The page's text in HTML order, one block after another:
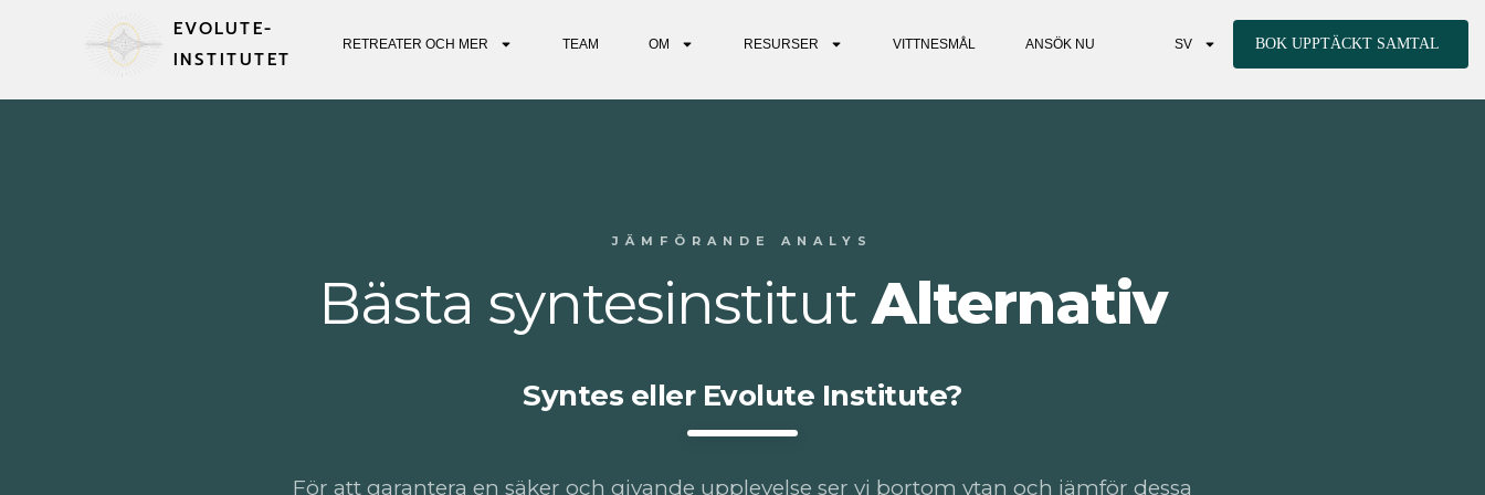
RETREATER OCH MER TEAM OM RESURSER VITTNESMÅL ANSÖK NU SV BOK UPPTÄCKT SAMTAL
EVOLUTE-
INSTITUTET
JÄMFÖRANDE ANALYS
Bästa syntesinstitutAlternativ
Syntes eller Evolute Institute?
För att garantera en säker och givande upplevelse ser vi bortom ytan och jämför dessa